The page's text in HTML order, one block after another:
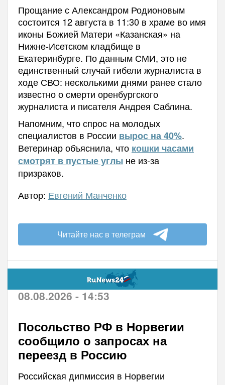
Прощание с Александром Родионовым
состоится 12 августа в 11:30 в храме во имя
иконы Божией Матери «Казанская» на
Нижне-Исетском кладбище в
Екатеринбурге. По данным СМИ, это не
единственный случай гибели журналиста в
ходе СВО: несколькими днями ранее стало
известно о смерти оренбургского
журналиста и писателя Андрея Саблина.
Напомним, что спрос на молодых
специалистов в России вырос на 40%.
Ветеринар объяснила, что кошки часами
смотрят в пустые углы не из-за
призраков.
Автор: Евгений Манченко
Читайте нас в телеграм
08.08.2026 - 14:53
Посольство РФ в Норвегии
сообщило о запросах на
переезд в Россию
Российская дипмиссия в Норвегии